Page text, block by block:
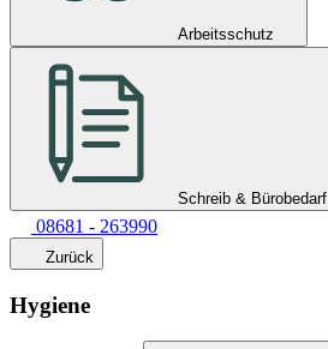
Arbeitsschutz
Schreib & Bürobedarf
08681 - 263990
Zurück
Hygiene